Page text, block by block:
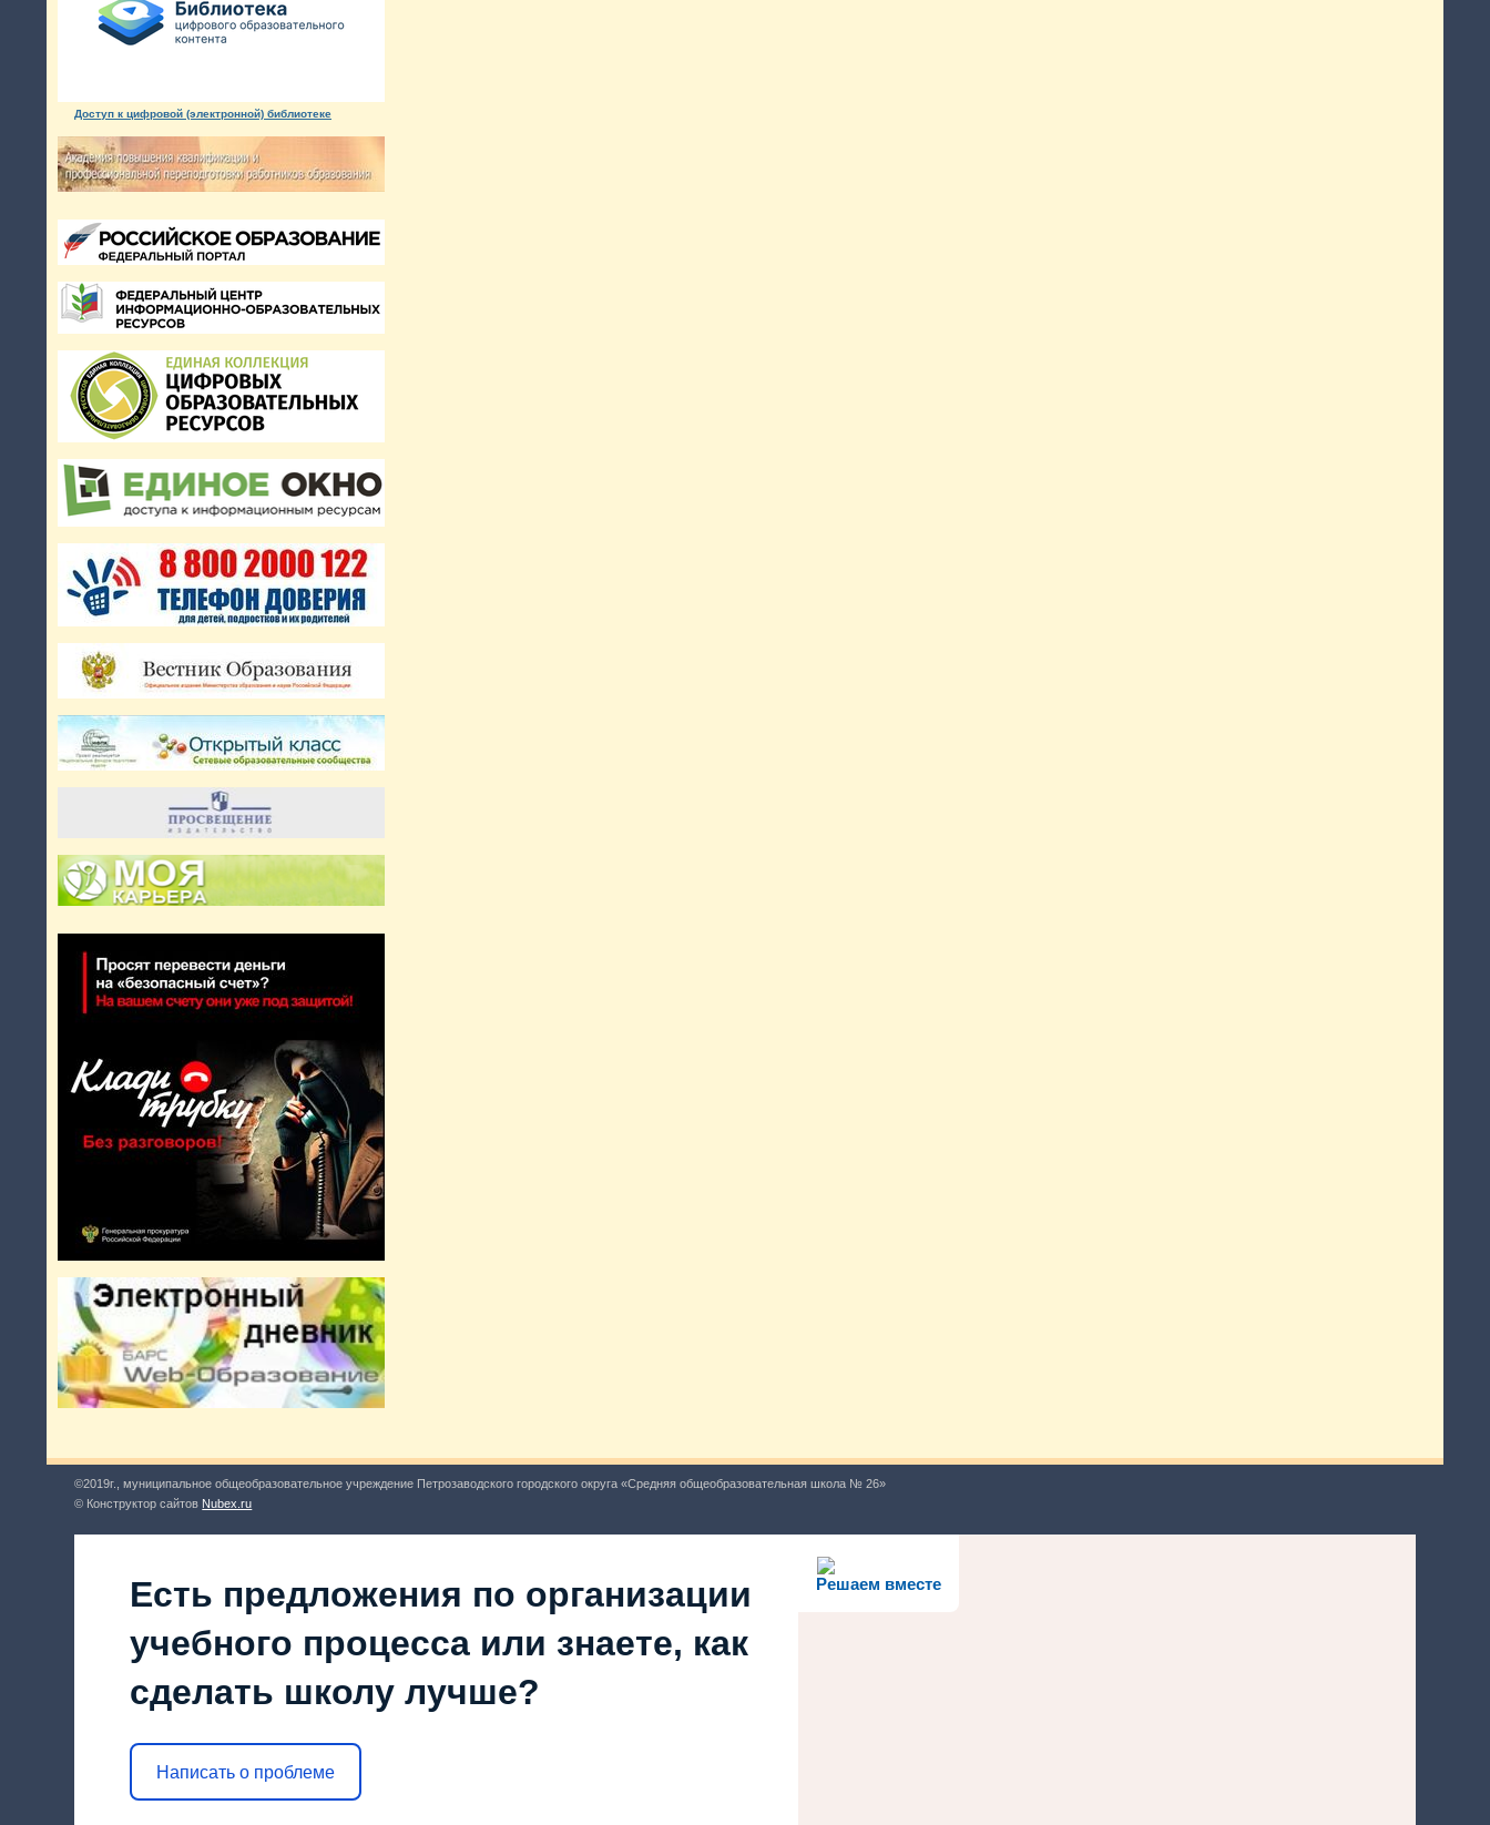
Доступ к цифровой (электронной) библиотеке
©2019г., муниципальное общеобразовательное учреждение Петрозаводского городского округа «Средняя общеобразовательная школа № 26»
© Конструктор сайтов Nubex.ru
Решаем вместе
Есть предложения по организации
учебного процесса или знаете, как
сделать школу лучше?
Написать о проблеме